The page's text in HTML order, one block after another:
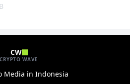
CW
CRYPTO WAVE
Media in Indonesia